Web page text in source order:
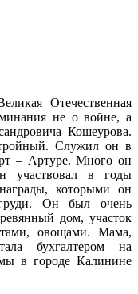
Отечественная
не о войне, а
Кошеурова.
Служил он в
– Артуре. Много он
участвовал в годы
которыми он
Он был очень
дом, участок
овощами. Мама,
бухгалтером на
в городе Калинине